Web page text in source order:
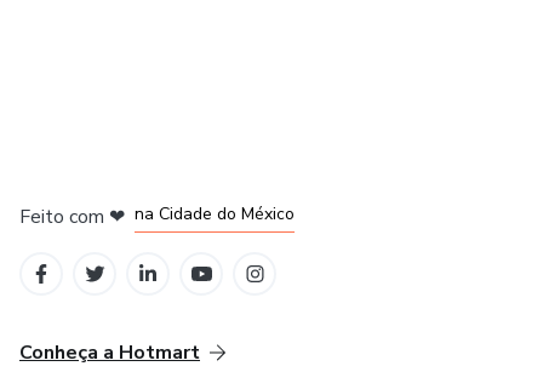
Feito com ❤ na Cidade do México
Conheça a Hotmart